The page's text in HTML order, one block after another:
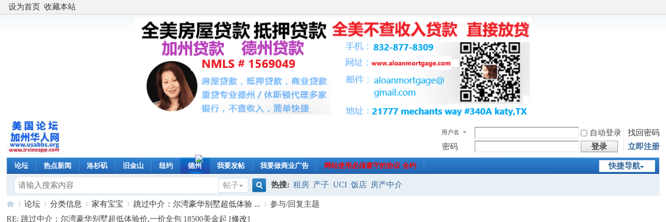
设为首页 收藏本站
用户名 自动登录
找回密码
密码
登录 立即注册
快捷导航
论坛 热点新闻 洛杉矶 旧金山 纽约 德州 我要发帖 我要做商业广告 网站使用必须遵守的协议 合约
帖子
热搜: 租房 产子 UCI 饭店 房产中介
论坛 分类信息 家有宝宝 跳过中介：尔湾豪华别墅超低体验 ...
参与/回复主题
RE: 跳过中介：尔湾豪华别墅超低体验价,一价全包 18500美金起 [修改]